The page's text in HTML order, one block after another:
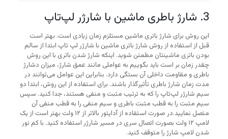
3. شارژ باطری ماشین با شارژر لپ‌تاپ
این روش برای شارژ باتری ماشین مستلزم زمان زیادی است. بهتر است
قبل از استفاده از روش شارژ باتری ماشین با شارژر لپ تاپ ابتدا از سالم
بودن باتری ماشینتان مطمئن شوید. اینکه شارژ شدن باتری با این روش
چقدر زمان بر است باید بگوییم به عواملی مانند عمق شارژ، میزان دشارژ
باطری و مقاومت داخلی آن بستگی دارد. بنابراین این عوامل می‌توانند در
مدت زمان شارژ باطری تأثیرگذار باشند. برای استفاده از این روش، ابتدا دو
سیم شارژر لپ‌تاپ را که به ترتیب مثبت و منفی هستند، جدا کنید. سپس
سیم مثبت را به قطب مثبت باطری و سیم منفی را به قطب منفی آن
متصل نمایید.در صورت استفاده از آداپتور بالاتر از ۱۲ ولت بهتر است از یک
لامپ ۱۲ ولت بصورت اتصال سری در مسیر شارژر استفاده کنید. با کم نور
شدن لامپ شارژ را متوقف کنید.